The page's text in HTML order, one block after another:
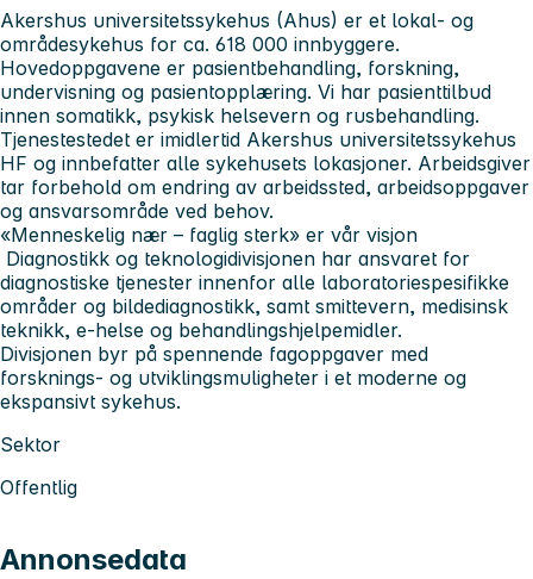
Akershus universitetssykehus (Ahus) er et lokal- og
områdesykehus for ca. 618 000 innbyggere.
Hovedoppgavene er pasientbehandling, forskning,
undervisning og pasientopplæring. Vi har pasienttilbud
innen somatikk, psykisk helsevern og rusbehandling.
Tjenestestedet er imidlertid Akershus universitetssykehus
HF og innbefatter alle sykehusets lokasjoner. Arbeidsgiver
tar forbehold om endring av arbeidssted, arbeidsoppgaver
og ansvarsområde ved behov.
«Menneskelig nær – faglig sterk» er vår visjon
Diagnostikk og teknologidivisjonen har ansvaret for
diagnostiske tjenester innenfor alle laboratoriespesifikke
områder og bildediagnostikk, samt smittevern, medisinsk
teknikk, e-helse og behandlingshjelpemidler.
Divisjonen byr på spennende fagoppgaver med
forsknings- og utviklingsmuligheter i et moderne og
ekspansivt sykehus.
Sektor
Offentlig
Annonsedata